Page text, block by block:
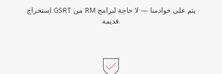
استخراج GSRT من RM يتم على خوادمنا — لا حاجة لبرامج
قديمة.